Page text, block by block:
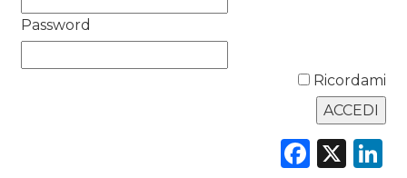
OPINIONI
Password
Ricordami
X